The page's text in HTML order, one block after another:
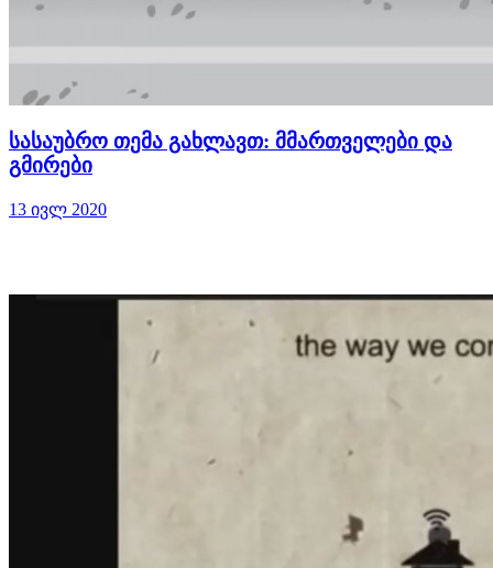
სასაუბრო თემა გახლავთ: მმართველები და
გმირები
13 ივლ 2020